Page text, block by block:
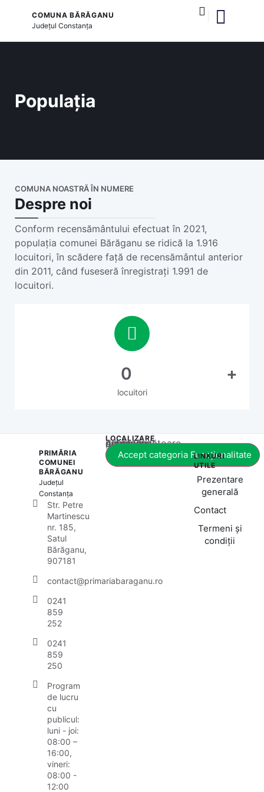
COMUNA BĂRĂGANU
JudețulConstanța
Populația
COMUNA NOASTRĂ ÎN NUMERE
Despre noi
Conform recensământului efectuat în 2021,
populația comunei Bărăganu se ridică la 1.916
locuitori, în scădere față de recensământul anterior
din 2011, când fuseseră înregistrați 1.991 de
locuitori.
locuitori
0 +
PRIMĂRIA
COMUNEI
BĂRĂGANU
Județul
Constanța
Str. Petre
Martinescu
nr. 185,
Satul
Bărăganu,
907181
contact@primariabaraganu.ro
0241
859
252
0241
859
250
Program
de lucru
cu
publicul:
luni - joi:
08:00 –
16:00,
vineri:
08:00 -
12:00
LOCALIZARE
Acest conținut este blocat până când acceptați categoria corespunzătoare de cookie-uri.
Accept categoria Funcționalitate
LINKURI
UTILE
Prezentare
generală
Contact
Termeni și
condiții